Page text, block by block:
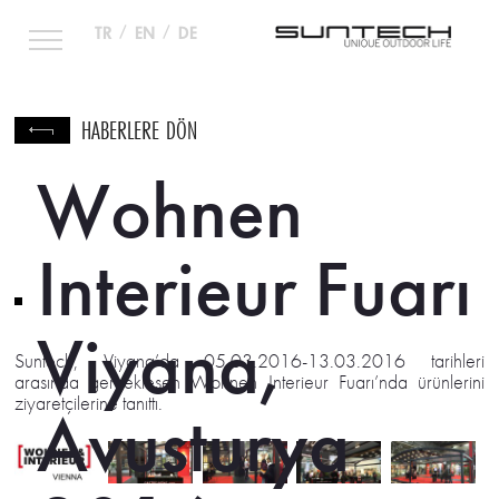
TR / EN / DE
HABERLERE DÖN
Wohnen
Interieur Fuarı
Viyana,
Avusturya
Suntech, Viyana’da 05.03.2016-13.03.2016 tarihleri
arasında gerçekleşen Wohnen Interieur Fuarı’nda ürünlerini
ziyaretçilerine tanıttı.